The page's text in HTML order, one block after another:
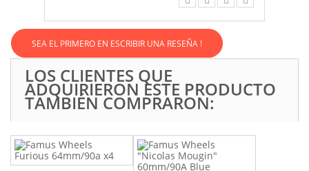
SEA EL PRIMERO EN ESCRIBIR UNA RESEÑA !
LOS CLIENTES QUE
ADQUIRIERON ESTE PRODUCTO
TAMBIÉN COMPRARON: